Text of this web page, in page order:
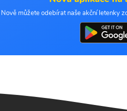
Nově můžete odebírat naše akční letenky